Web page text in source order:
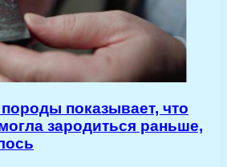
показывает, что
зародиться раньше,